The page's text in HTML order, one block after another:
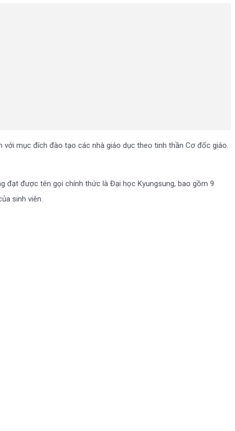
mục đích đào tạo các nhà giáo dục theo tinh thần Cơ đốc giáo.
đạt được tên gọi chính thức là Đại học Kyungsung, bao gồm 9
sinh viên.